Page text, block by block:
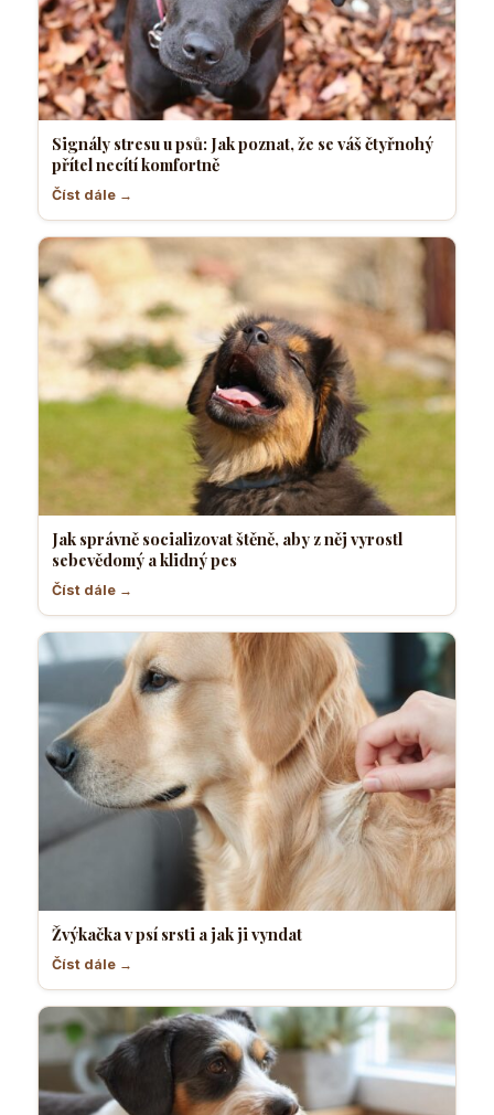
Signály stresu u psů: Jak poznat, že se váš čtyřnohý
přítel necítí komfortně
Číst dále →
Jak správně socializovat štěně, aby z něj vyrostl
sebevědomý a klidný pes
Číst dále →
Žvýkačka v psí srsti a jak ji vyndat
Číst dále →